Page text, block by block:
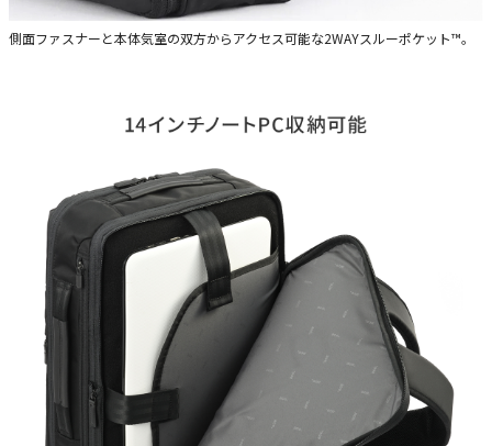
側面ファスナーと本体気室の双方からアクセス可能な2WAYスルーポケット™。